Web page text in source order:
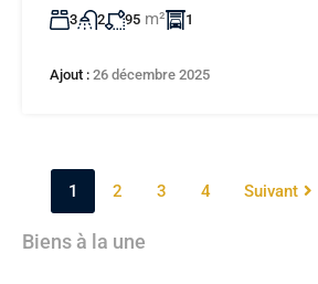
3 2 95 m² 1
Ajout : 26 décembre 2025
1 2 3 4 Suivant
Biens à la une